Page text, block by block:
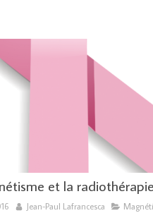
et la radiothérapie
Jean-Paul Lafrancesca